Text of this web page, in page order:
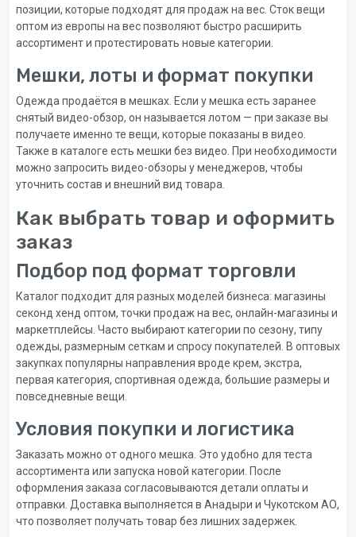
позиции, которые подходят для продаж на вес. Сток вещи
оптом из европы на вес позволяют быстро расширить
ассортимент и протестировать новые категории.
Мешки, лоты и формат покупки
Одежда продаётся в мешках. Если у мешка есть заранее
снятый видео-обзор, он называется лотом — при заказе вы
получаете именно те вещи, которые показаны в видео.
Также в каталоге есть мешки без видео. При необходимости
можно запросить видео-обзоры у менеджеров, чтобы
уточнить состав и внешний вид товара.
Как выбрать товар и оформить
заказ
Подбор под формат торговли
Каталог подходит для разных моделей бизнеса: магазины
секонд хенд оптом, точки продаж на вес, онлайн-магазины и
маркетплейсы. Часто выбирают категории по сезону, типу
одежды, размерным сеткам и спросу покупателей. В оптовых
закупках популярны направления вроде крем, экстра,
первая категория, спортивная одежда, большие размеры и
повседневные вещи.
Условия покупки и логистика
Заказать можно от одного мешка. Это удобно для теста
ассортимента или запуска новой категории. После
оформления заказа согласовываются детали оплаты и
отправки. Доставка выполняется в Анадыри и Чукотском АО,
что позволяет получать товар без лишних задержек.